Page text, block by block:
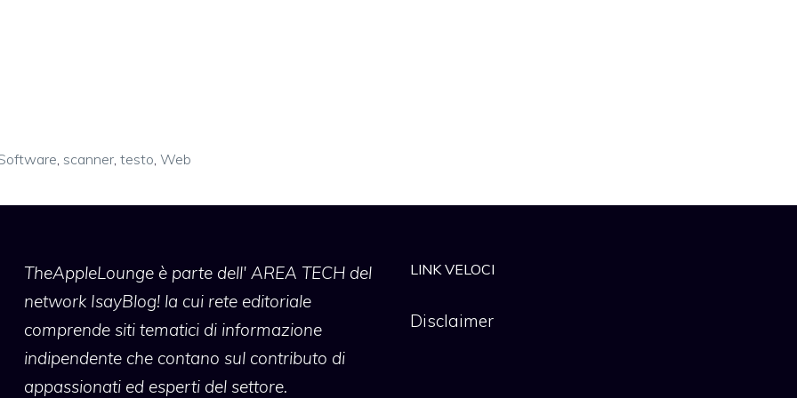
scanner, testo Web
TheAppleLoungeè parte dell' AREA TECH del
network IsayBlog! la cui rete editoriale
comprende siti tematici di informazione
indipendente che contano sul contributo di
appassionati ed esperti del settore.
LINK VELOCI
Disclaimer